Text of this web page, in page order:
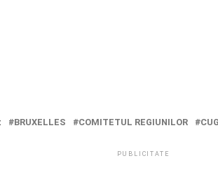
BRUXELLES COMITETUL REGIUNILOR
PUBLICITATE